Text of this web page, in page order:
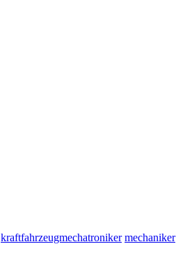
kraftfahrzeugmechatroniker mechaniker